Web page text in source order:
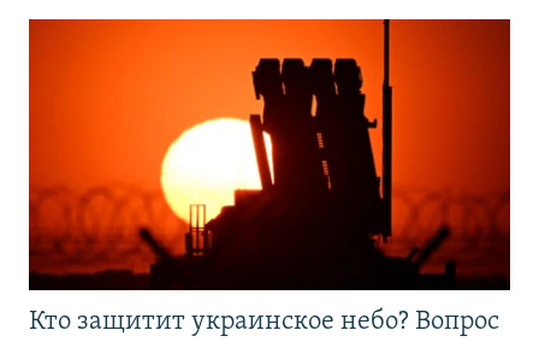
Кто защитит украинское небо? Вопрос